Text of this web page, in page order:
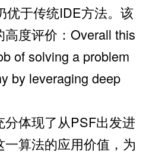
优于传统IDE方法。该
度评价：Overall this
of solving a problem
by leveraging deep
体现了从PSF出发进
算法的应用价值，为